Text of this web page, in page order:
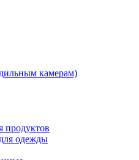
камерам)
продуктов
одежды